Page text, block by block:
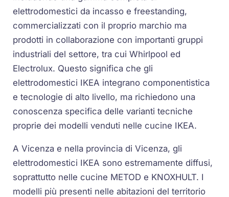
elettrodomestici da incasso e freestanding,
commercializzati con il proprio marchio ma
prodotti in collaborazione con importanti gruppi
industriali del settore, tra cui Whirlpool ed
Electrolux. Questo significa che gli
elettrodomestici IKEA integrano componentistica
e tecnologie di alto livello, ma richiedono una
conoscenza specifica delle varianti tecniche
proprie dei modelli venduti nelle cucine IKEA.
A Vicenza e nella provincia di Vicenza, gli
elettrodomestici IKEA sono estremamente diffusi,
soprattutto nelle cucine METOD e KNOXHULT. I
modelli più presenti nelle abitazioni del territorio